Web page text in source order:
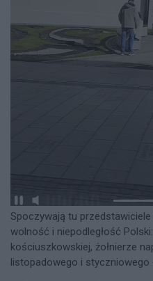
Spoczywają tu
wolność i niepodległość
kościuszkowskiej, żołnierze
listopadowego i styczniowego